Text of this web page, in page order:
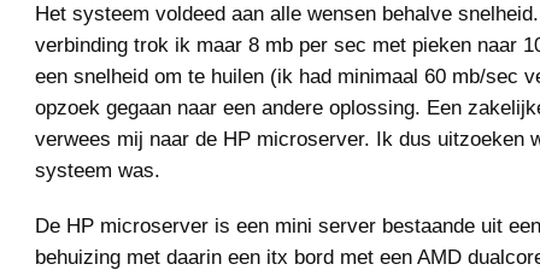
Het systeem voldeed aan alle wensen behalve
verbinding trok ik maar 8 mb per sec met pieken naar
een snelheid om te huilen (ik had minimaal 60 mb/sec
opzoek gegaan naar een andere oplossing. Een
verwees mij naar de HP microserver. Ik dus uitzoeken
systeem was.
De HP microserver is een mini server bestaande uit
behuizing met daarin een itx bord met een AMD